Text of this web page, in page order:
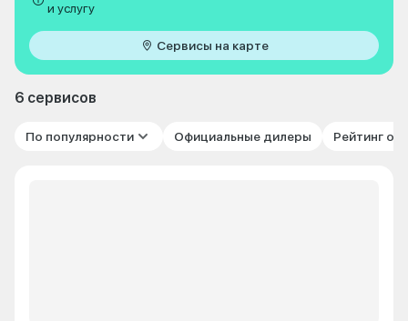
и услугу
Сервисы на карте
6 сервисов
По популярности Официальные дилеры Рейтинг